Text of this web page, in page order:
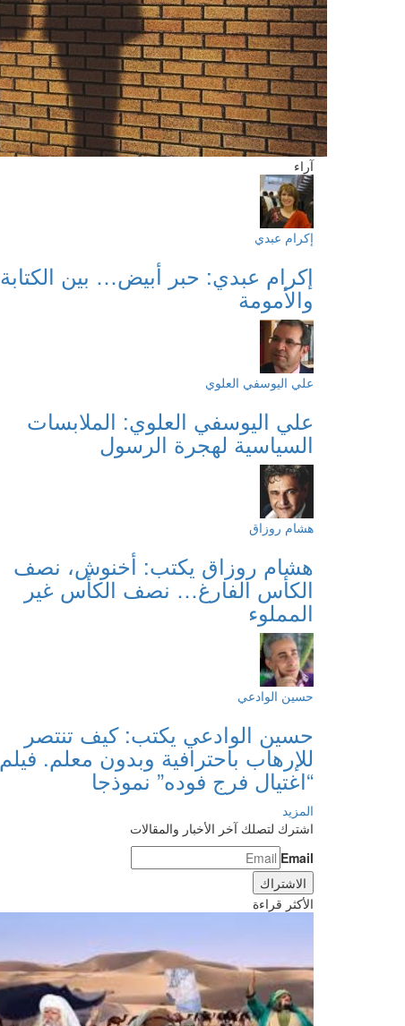
آراء
إكرام عبدي
إكرام عبدي: حبر أبيض… بين الكتابة
والأمومة
علي اليوسفي العلوي
علي اليوسفي العلوي: الملابسات
السياسية لهجرة الرسول
هشام روزاق
هشام روزاق يكتب: أخنوش، نصف
الكأس الفارغ… نصف الكأس غير
المملوء
حسين الوادعي
حسين الوادعي يكتب: كيف تنتصر
للإرهاب باحترافية وبدون معلم. فيلم
“اغتيال فرج فوده” نموذجا
المزيد
اشترك لتصلك آخر الأخبار والمقالات
Email
الأكثر قراءة